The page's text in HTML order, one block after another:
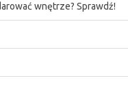
wnętrze? Sprawdź!